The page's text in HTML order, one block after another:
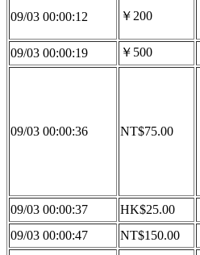
09/03 00:00:12 ￥200
09/03 00:00:19 ￥500
09/03 00:00:36 NT$75.00
09/03 00:00:37 HK$25.00
09/03 00:00:47
NT$150.00